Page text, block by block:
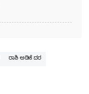
ರಾಶಿ ಅಡಿಕೆ ದರ